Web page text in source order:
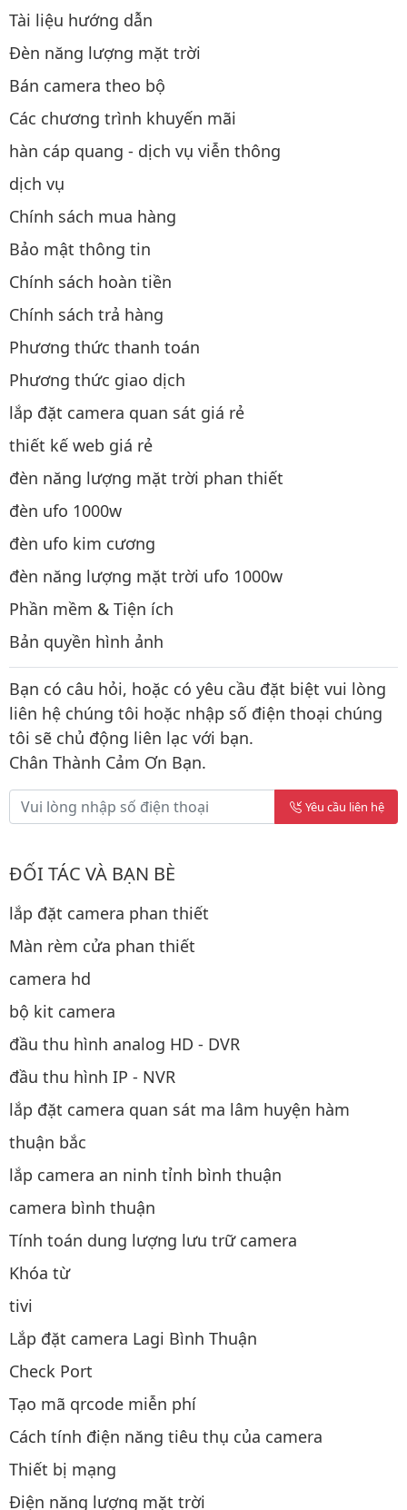
Tài liệu hướng dẫn
Đèn năng lượng mặt trời
Bán camera theo bộ
Các chương trình khuyến mãi
hàn cáp quang - dịch vụ viễn thông
dịch vụ
Chính sách mua hàng
Bảo mật thông tin
Chính sách hoàn tiền
Chính sách trả hàng
Phương thức thanh toán
Phương thức giao dịch
lắp đặt camera quan sát giá rẻ
thiết kế web giá rẻ
đèn năng lượng mặt trời phan thiết
đèn ufo 1000w
đèn ufo kim cương
đèn năng lượng mặt trời ufo 1000w
Phần mềm & Tiện ích
Bản quyền hình ảnh
Bạn có câu hỏi, hoặc có yêu cầu đặt biệt vui lòng
liên hệ chúng tôi hoặc nhập số điện thoại chúng
tôi sẽ chủ động liên lạc với bạn.
Chân Thành Cảm Ơn Bạn.
Yêu cầu liên hệ
ĐỐI TÁC VÀ BẠN BÈ
lắp đặt camera phan thiết
Màn rèm cửa phan thiết
camera hd
bộ kit camera
đầu thu hình analog HD - DVR
đầu thu hình IP - NVR
lắp đặt camera quan sát ma lâm huyện hàm
thuận bắc
lắp camera an ninh tỉnh bình thuận
camera bình thuận
Tính toán dung lượng lưu trữ camera
Khóa từ
tivi
Lắp đặt camera Lagi Bình Thuận
Check Port
Tạo mã qrcode miễn phí
Cách tính điện năng tiêu thụ của camera
Thiết bị mạng
Điện năng lượng mặt trời